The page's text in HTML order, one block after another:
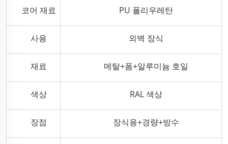
코어 재료 PU 폴리우레탄
사용 외벽 장식
재료 메탈+폼+알루미늄 호일
색상 RAL 색상
장점 장식용+경량+방수